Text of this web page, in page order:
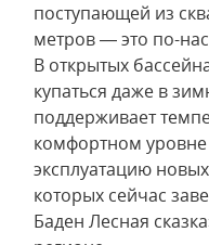
поступающей из
метров — это по-
В открытых
купаться даже в
поддерживает
комфортном уровне
эксплуатацию
которых сейчас
Баден Лесная